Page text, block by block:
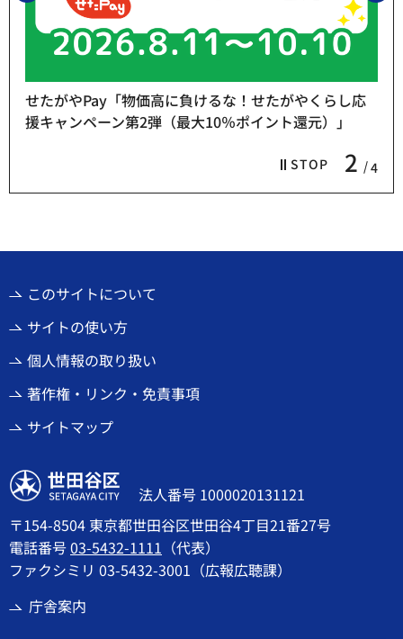
STOP 2 4
せたがやPay「物価高に負けるな！せたがやくらし応
援キャンペーン第2弾（最大10％ポイント還元）」
このサイトについて
サイトの使い方
個人情報の取り扱い
著作権・リンク・免責事項
サイトマップ
世田谷区
法人番号 1000020131121
〒154-8504 東京都世田谷区世田谷4丁目21番27号
電話番号03-5432-1111 （代表）
ファクシミリ 03-5432-3001（広報広聴課）
庁舎案内